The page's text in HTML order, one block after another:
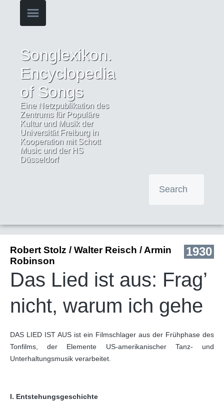
Songlexikon.
Encyclopedia
of Songs
Eine Netzpublikation des
Zentrums für Populäre
Kultur und Musik der
Universität Freiburg in
Kooperation mit Schott
Music und der HS
Düsseldorf
1930
Robert Stolz / Walter Reisch / Armin
Robinson
Das Lied ist aus: Frag’
nicht, warum ich gehe
DAS LIED IST AUS ist ein Filmschlager aus der Frühphase des
Tonfilms, der Elemente US-amerikanischer Tanz- und
Unterhaltungsmusik verarbeitet.
I. Entstehungsgeschichte